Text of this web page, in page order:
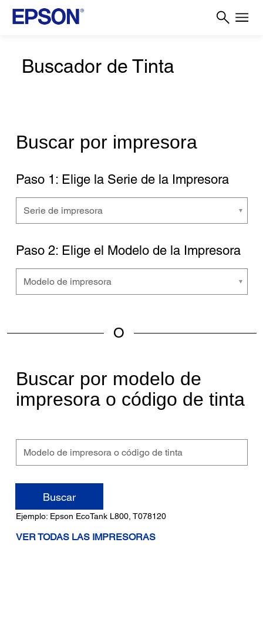
Buscador de Tinta
Buscar por impresora
Paso 1: Elige la Serie de la Impresora
Paso 2: Elige el Modelo de la Impresora
Buscar por modelo de
impresora o código de tinta
Modelo
de
impresora
código
de
Buscar
Ejemplo: Epson EcoTank L800, T078120
VER TODAS LAS IMPRESORAS